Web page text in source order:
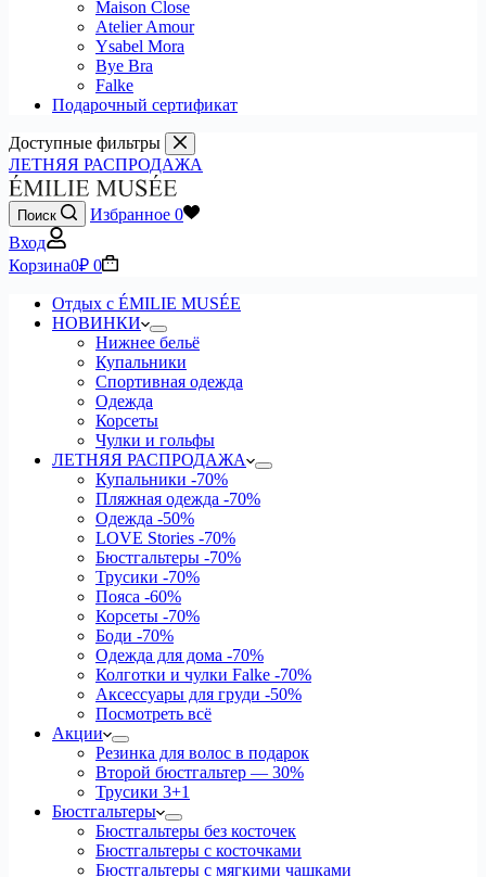
Maison Close
Atelier Amour
Ysabel Mora
Bye Bra
Falke
Подарочный сертификат
Доступные фильтры
ЛЕТНЯЯ РАСПРОДАЖА
Поиск Избранное 0
Вход
Корзина0₽ 0
Отдых с ÉMILIE MUSÉE
НОВИНКИ
Нижнее бельё
Купальники
Спортивная одежда
Одежда
Корсеты
Чулки и гольфы
ЛЕТНЯЯ РАСПРОДАЖА
Купальники -70%
Пляжная одежда -70%
Одежда -50%
LOVE Stories -70%
Бюстгальтеры -70%
Трусики -70%
Пояса -60%
Корсеты -70%
Боди -70%
Одежда для дома -70%
Колготки и чулки Falke -70%
Аксессуары для груди -50%
Посмотреть всё
Акции
Резинка для волос в подарок
Второй бюстгальтер — 30%
Трусики 3+1
Бюстгальтеры
Бюстгальтеры без косточек
Бюстгальтеры с косточками
Бюстгальтеры с мягкими чашками